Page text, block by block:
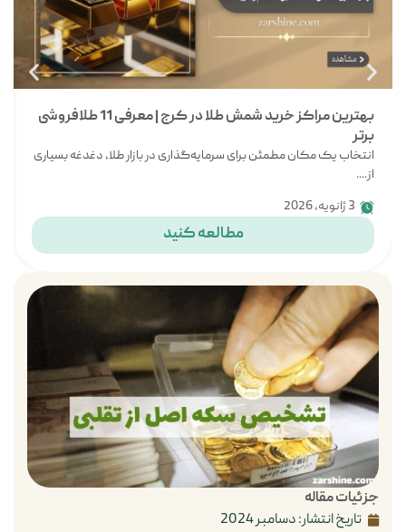
جزئیات مقاله
تاریخ انتشار:دسامبر 2024
بهترین مراکز خرید شمش طلا در کرج | معرفی 11 طلافروشی
برتر
انتخاب یک مکان مطمئن برای سرمایه‌گذاری در بازار طلا، دغدغه بسیاری
از....
3 ژانویه, 2026
مطالعه کنید